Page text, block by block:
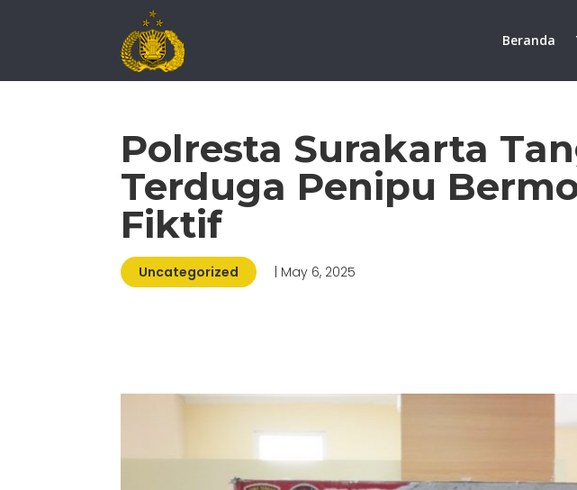
Beranda
Polresta Surakarta
Terduga Penipu
Fiktif
Uncategorized | May 6, 2025